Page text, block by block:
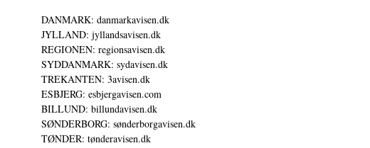
DANMARK: danmarkavisen.dk
JYLLAND: jyllandsavisen.dk
REGIONEN: regionsavisen.dk
SYDDANMARK: sydavisen.dk
TREKANTEN: 3avisen.dk
ESBJERG: esbjergavisen.com
BILLUND: billundavisen.dk
SØNDERBORG: sønderborgavisen.dk
TØNDER: tønderavisen.dk